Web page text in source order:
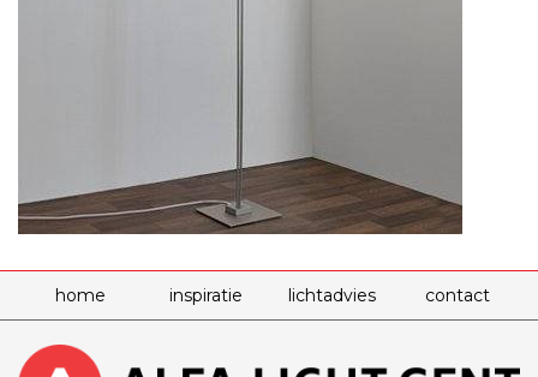
home inspiratie lichtadvies contact